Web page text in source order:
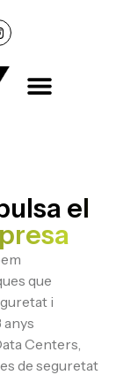
el
que
i
anys
Centers,
de seguretat